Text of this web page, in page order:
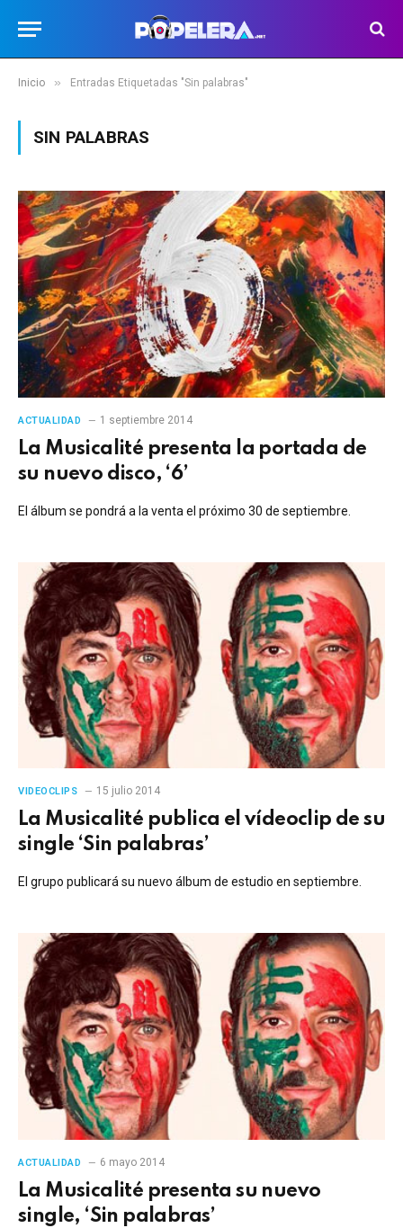
Inicio » Entradas Etiquetadas "Sin palabras"
SIN PALABRAS
ACTUALIDAD 1 septiembre 2014
La Musicalité presenta la portada de
su nuevo disco, ‘6’
El álbum se pondrá a la venta el próximo 30 de septiembre.
VIDEOCLIPS 15 julio 2014
La Musicalité publica el vídeoclip de su
single ‘Sin palabras’
El grupo publicará su nuevo álbum de estudio en septiembre.
ACTUALIDAD 6 mayo 2014
La Musicalité presenta su nuevo
single, ‘Sin palabras’